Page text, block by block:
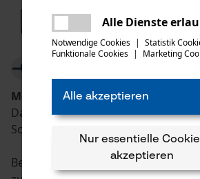
Motorsägen-Piktogramm
Das Piktogramm muss sichtbar
Schnittschutzhosen und -stiefeln
Bedeutung: das Produkt ist für
Alle Dienste
Notwendige Cookies | Statistik
Funktionale Cookies | Marketing
Alle akzeptieren
Nur essentielle
akzeptieren
Es ist ein Fehler
versuchen Sie es erneut.
mail